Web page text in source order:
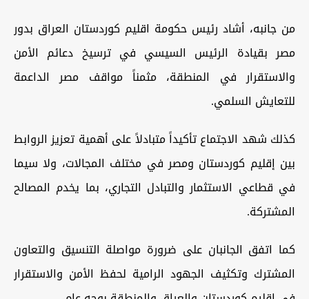
من جانبه، أشاد رئيس حكومة اقليم كوردستان العراق بدور
مصر بقيادة الرئيس السيسي في ترسيخ دعائم الأمن
والاستقرار في المنطقة، مثمناً مواقف مصر الداعمة
للتعايش السلمي.
كذلك شهد الاجتماع تأكيداً متبادلاً على أهمية تعزيز الروابط
بين إقليم كوردستان ومصر في مختلف المجالات، ولا سيما
في قطاعي الاستثمار والتبادل التجاري، بما يخدم المصالح
المشتركة.
كما اتفق الجانبان على ضرورة مواصلة التنسيق والتعاون
المشترك وتكثيف الجهود الرامية لحفظ الأمن والاستقرار